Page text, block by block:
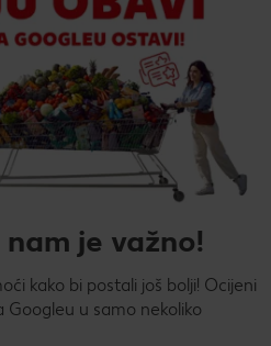
je važno!
kako bi postali još bolji! Ocijeni
Googleu u samo nekoliko